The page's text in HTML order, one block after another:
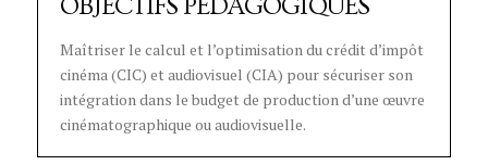
OBJECTIFS PÉDAGOGIQUES
Maîtriser le calcul et l’optimisation du crédit d’impôt
cinéma (CIC) et audiovisuel (CIA) pour sécuriser son
intégration dans le budget de production d’une œuvre
cinématographique ou audiovisuelle.